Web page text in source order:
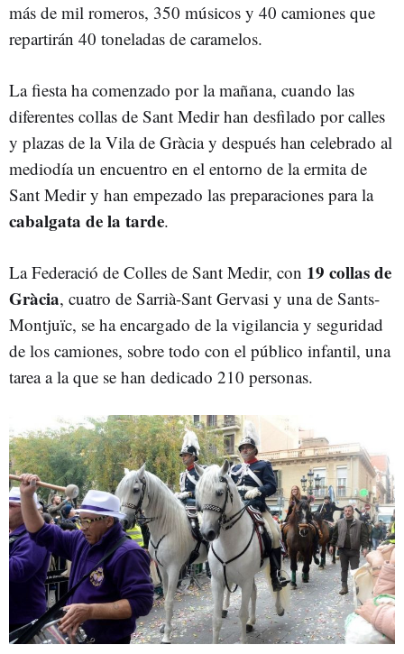
más de mil romeros, 350 músicos y 40 camiones que
repartirán 40 toneladas de caramelos.
La fiesta ha comenzado por la mañana, cuando las
diferentes collas de Sant Medir han desfilado por calles
y plazas de la Vila de Gràcia y después han celebrado al
mediodía un encuentro en el entorno de la ermita de
Sant Medir y han empezado las preparaciones para la
cabalgata de la tarde.
La Federació de Colles de Sant Medir, con 19 collas de
Gràcia, cuatro de Sarrià-Sant Gervasi y una de Sants-
Montjuïc, se ha encargado de la vigilancia y seguridad
de los camiones, sobre todo con el público infantil, una
tarea a la que se han dedicado 210 personas.